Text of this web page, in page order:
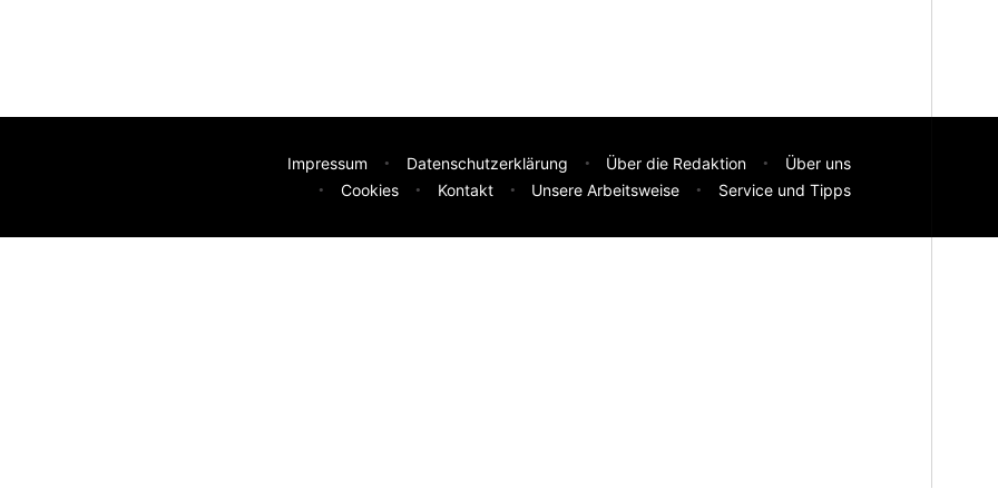
Impressum Datenschutzerklärung Über die Redaktion
Über uns
Cookies
Kontakt Unsere Arbeitsweise Service und Tipps